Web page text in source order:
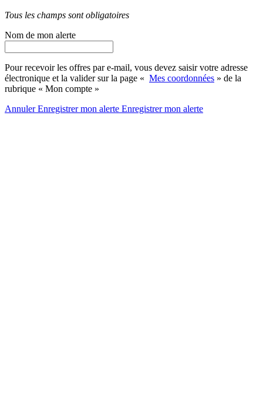
Tous les champs sont obligatoires
Nom de mon alerte
Pour recevoir les offres par e-mail, vous devez saisir votre adresse
électronique et la valider sur la page « Mes coordonnées » de la
rubrique « Mon compte »
AnnulerEnregistrer mon alerte Enregistrermon alerte